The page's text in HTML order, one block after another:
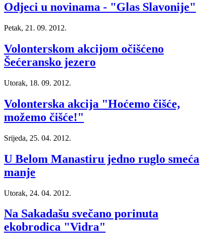
Odjeci u novinama - "Glas Slavonije"
Petak, 21. 09. 2012.
Volonterskom akcijom očišćeno
Šećeransko jezero
Utorak, 18. 09. 2012.
Volonterska akcija "Hoćemo čišće,
možemo čišće!"
Srijeda, 25. 04. 2012.
U Belom Manastiru jedno ruglo smeća
manje
Utorak, 24. 04. 2012.
Na Sakadašu svečano porinuta
ekobrodica "Vidra"